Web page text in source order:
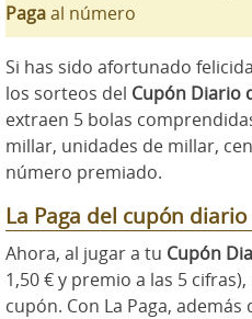
Pagaal número
Si has sido afortunado
los sorteos del Cupón Diario
extraen 5 bolas
millar, unidades de millar,
número premiado.
La Paga del cupón diario
Ahora, al jugar a tu Cupón
1,50 € y premio a las 5
cupón. Con La Paga,